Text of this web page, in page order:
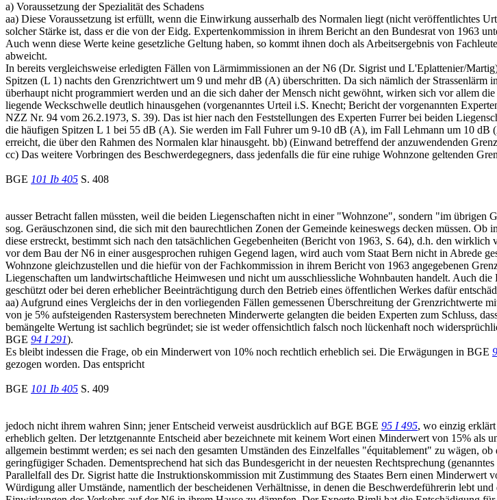
a) Voraussetzung der Spezialität des Schadens
aa) Diese Voraussetzung ist erfüllt, wenn die Einwirkung ausserhalb des Normalen liegt (nicht veröffentlichtes
solcher Stärke ist, dass er die von der Eidg. Expertenkommission in ihrem Bericht an den Bundesrat von 1963
Auch wenn diese Werte keine gesetzliche Geltung haben, so kommt ihnen doch als Arbeitsergebnis von
abweicht.
In bereits vergleichsweise erledigten Fällen von Lärmimmissionen an der N6 (Dr. Sigrist und L'Eplattenier/
Spitzen (L 1) nachts den Grenzrichtwert um 9 und mehr dB (A) überschritten. Da sich nämlich der Strassenlärm
überhaupt nicht programmiert werden und an die sich daher der Mensch nicht gewöhnt, wirken sich vor allem
liegende Weckschwelle deutlich hinausgehen (vorgenanntes Urteil i.S. Knecht; Bericht der vorgenannten
NZZ Nr. 94 vom 26.2.1973, S. 39). Das ist hier nach den Feststellungen des Experten Furrer bei beiden
die häufigen Spitzen L 1 bei 55 dB (A). Sie werden im Fall Fuhrer um 9-10 dB (A), im Fall Lehmann um 10
erreicht, die über den Rahmen des Normalen klar hinausgeht. bb) (Einwand betreffend der anzuwendenden
cc) Das weitere Vorbringen des Beschwerdegegners, dass jedenfalls die für eine ruhige Wohnzone geltenden
BGE 101 Ib 405 S. 408
ausser Betracht fallen müssten, weil die beiden Liegenschaften nicht in einer "Wohnzone", sondern "im übrigen
sog. Geräuschzonen sind, die sich mit den baurechtlichen Zonen der Gemeinde keineswegs decken müssen.
diese erstreckt, bestimmt sich nach den tatsächlichen Gegebenheiten (Bericht von 1963, S. 64), d.h. den
vor dem Bau der N6 in einer ausgesprochen ruhigen Gegend lagen, wird auch vom Staat Bern nicht in Abrede
Wohnzone gleichzustellen und die hiefür von der Fachkommission in ihrem Bericht von 1963 angegebenen
Liegenschaften um landwirtschaftliche Heimwesen und nicht um ausschliessliche Wohnbauten handelt. Auch
geschützt oder bei deren erheblicher Beeinträchtigung durch den Betrieb eines öffentlichen Werkes dafür
aa) Aufgrund eines Vergleichs der in den vorliegenden Fällen gemessenen Überschreitung der Grenzrichtwerte
von je 5% aufsteigenden Rastersystem berechneten Minderwerte gelangten die beiden Experten zum Schluss,
bemängelte Wertung ist sachlich begründet; sie ist weder offensichtlich falsch noch lückenhaft noch
BGE 94 I 291).
Es bleibt indessen die Frage, ob ein Minderwert von 10% noch rechtlich erheblich sei. Die Erwägungen in BGE
gezogen worden. Das entspricht
BGE 101 Ib 405 S. 409
jedoch nicht ihrem wahren Sinn; jener Entscheid verweist ausdrücklich auf BGE BGE 95 I 495, wo einzig
erheblich gelten. Der letztgenannte Entscheid aber bezeichnete mit keinem Wort einen Minderwert von 15% als
allgemein bestimmt werden; es sei nach den gesamten Umständen des Einzelfalles "équitablement" zu wägen,
geringfügiger Schaden. Dementsprechend hat sich das Bundesgericht in der neuesten Rechtsprechung
Parallelfall des Dr. Sigrist hatte die Instruktionskommission mit Zustimmung des Staates Bern einen
Würdigung aller Umstände, namentlich der bescheidenen Verhältnisse, in denen die Beschwerdeführerin lebt